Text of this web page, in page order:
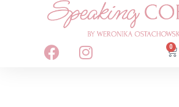
0